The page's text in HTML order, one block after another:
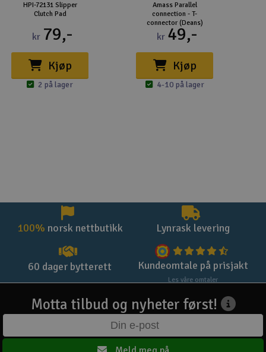
HPI-72131 Slipper
Clutch Pad
kr 79,-
Kjøp
2 på lager
Amass Parallel
connection - T-
connector (Deans)
kr 49,-
Kjøp
4-10 på lager
100% norsk nettbutikk Lynrask levering
60 dager bytterett Kundeomtale på prisjakt
Les våre omtaler
Motta tilbud og nyheter først!